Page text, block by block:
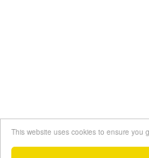
This website uses cookies to ensure you